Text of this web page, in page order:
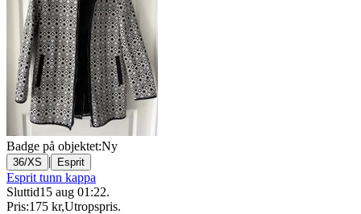
Badge på objektet:Ny
36/XS | Esprit
Esprit tunn kappa
Sluttid15 aug 01:22.
Pris:175 kr,Utropspris.